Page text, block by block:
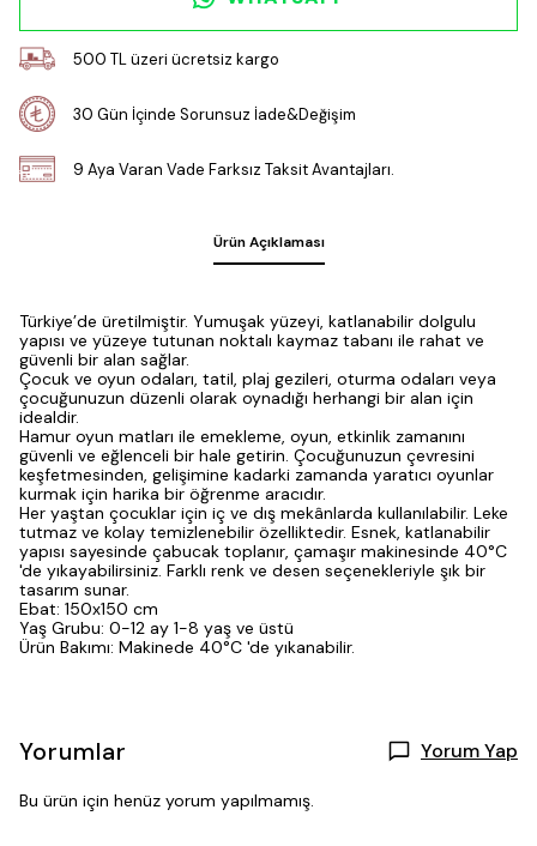
500 TL üzeri ücretsiz kargo
30 Gün İçinde Sorunsuz İade&Değişim
9 Aya Varan Vade Farksız Taksit Avantajları.
Ürün Açıklaması
Türkiye’de üretilmiştir. Yumuşak yüzeyi, katlanabilir dolgulu
yapısı ve yüzeye tutunan noktalı kaymaz tabanı ile rahat ve
güvenli bir alan sağlar.
Çocuk ve oyun odaları, tatil, plaj gezileri, oturma odaları veya
çocuğunuzun düzenli olarak oynadığı herhangi bir alan için
idealdir.
Hamur oyun matları ile emekleme, oyun, etkinlik zamanını
güvenli ve eğlenceli bir hale getirin. Çocuğunuzun çevresini
keşfetmesinden, gelişimine kadarki zamanda yaratıcı oyunlar
kurmak için harika bir öğrenme aracıdır.
Her yaştan çocuklar için iç ve dış mekânlarda kullanılabilir. Leke
tutmaz ve kolay temizlenebilir özelliktedir. Esnek, katlanabilir
yapısı sayesinde çabucak toplanır, çamaşır makinesinde 40°C
'de yıkayabilirsiniz. Farklı renk ve desen seçenekleriyle şık bir
tasarım sunar.
Ebat: 150x150 cm
Yaş Grubu: 0-12 ay 1-8 yaş ve üstü
Ürün Bakımı: Makinede 40°C 'de yıkanabilir.
Yorumlar Yorum Yap
Bu ürün için henüz yorum yapılmamış.